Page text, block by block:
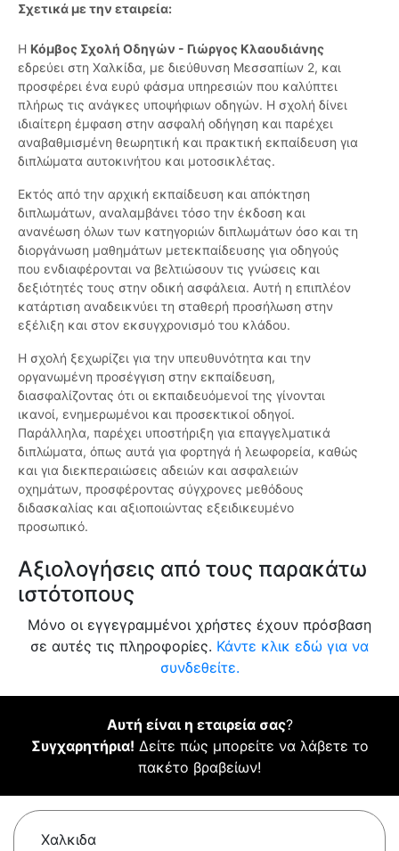
Σχετικά με την εταιρεία:
Η Κόμβος Σχολή Οδηγών - Γιώργος Κλαουδιάνης
εδρεύει στη Χαλκίδα, με διεύθυνση Μεσσαπίων 2, και
προσφέρει ένα ευρύ φάσμα υπηρεσιών που καλύπτει
πλήρως τις ανάγκες υποψήφιων οδηγών. Η σχολή δίνει
ιδιαίτερη έμφαση στην ασφαλή οδήγηση και παρέχει
αναβαθμισμένη θεωρητική και πρακτική εκπαίδευση για
διπλώματα αυτοκινήτου και μοτοσικλέτας.
Εκτός από την αρχική εκπαίδευση και απόκτηση
διπλωμάτων, αναλαμβάνει τόσο την έκδοση και
ανανέωση όλων των κατηγοριών διπλωμάτων όσο και τη
διοργάνωση μαθημάτων μετεκπαίδευσης για οδηγούς
που ενδιαφέρονται να βελτιώσουν τις γνώσεις και
δεξιότητές τους στην οδική ασφάλεια. Αυτή η επιπλέον
κατάρτιση αναδεικνύει τη σταθερή προσήλωση στην
εξέλιξη και στον εκσυγχρονισμό του κλάδου.
Η σχολή ξεχωρίζει για την υπευθυνότητα και την
οργανωμένη προσέγγιση στην εκπαίδευση,
διασφαλίζοντας ότι οι εκπαιδευόμενοί της γίνονται
ικανοί, ενημερωμένοι και προσεκτικοί οδηγοί.
Παράλληλα, παρέχει υποστήριξη για επαγγελματικά
διπλώματα, όπως αυτά για φορτηγά ή λεωφορεία, καθώς
και για διεκπεραιώσεις αδειών και ασφαλειών
οχημάτων, προσφέροντας σύγχρονες μεθόδους
διδασκαλίας και αξιοποιώντας εξειδικευμένο
προσωπικό.
Αξιολογήσεις από τους παρακάτω
ιστότοπους
Μόνο οι εγγεγραμμένοι χρήστες έχουν πρόσβαση
σε αυτές τις πληροφορίες. Κάντε κλικ εδώ για να
συνδεθείτε.
Αυτή είναι η εταιρεία σας?
Συγχαρητήρια! Δείτε πώς μπορείτε να λάβετε το
πακέτο βραβείων!
Χαλκιδα